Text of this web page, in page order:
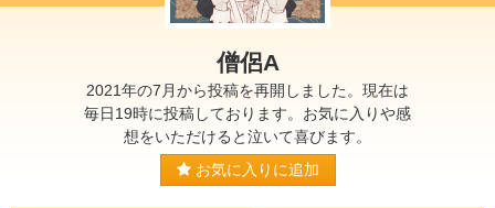
僧侶A
2021年の7月から投稿を再開しました。現在は
毎日19時に投稿しております。お気に入りや感
想をいただけると泣いて喜びます。
お気に入りに追加